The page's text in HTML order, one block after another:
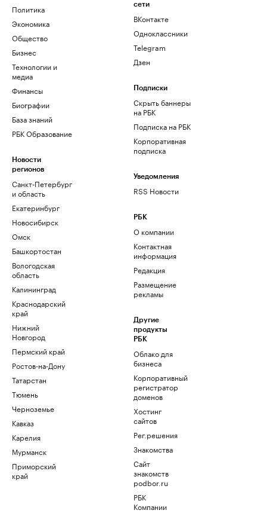
Политика
Экономика
Общество
Бизнес
Технологии и
медиа
Финансы
Биографии
База знаний
РБК Образование
Новости
регионов
Санкт-Петербург
и область
Екатеринбург
Новосибирск
Омск
Башкортостан
Вологодская
область
Калининград
Краснодарский
край
Нижний
Новгород
Пермский край
Ростов-на-Дону
Татарстан
Тюмень
Черноземье
Кавказ
Карелия
Мурманск
Приморский
край
сети
ВКонтакте
Одноклассники
Telegram
Дзен
Подписки
Скрыть баннеры
на РБК
Подписка на РБК
Корпоративная
подписка
Уведомления
RSS Новости
РБК
О компании
Контактная
информация
Редакция
Размещение
рекламы
Другие
продукты
РБК
Облако для
бизнеса
Корпоративный
регистратор
доменов
Хостинг
сайтов
Рег.решения
Знакомства
Сайт
знакомств
podbor.ru
РБК
Компании